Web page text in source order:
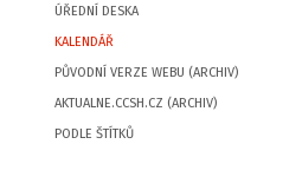
ÚŘEDNÍ DESKA
KALENDÁŘ
PŮVODNÍ VERZE WEBU (ARCHIV)
AKTUALNE.CCSH.CZ (ARCHIV)
PODLE ŠTÍTKŮ